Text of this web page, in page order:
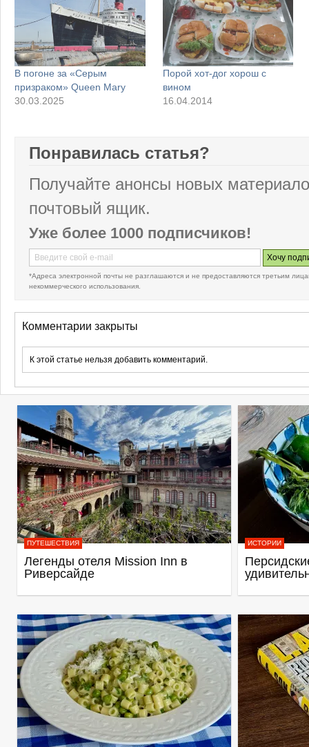
В погоне за «Серым
призраком» Queen Mary
30.03.2025
Порой хот-дог хорош с
вином
16.04.2014
Понравилась статья?
Получайте анонсы новых
почтовый ящик.
Уже более 1000 подписчиков!
*Адреса электронной почты не разглашаются и не предоставляются третьим
некоммерческого использования.
Комментарии закрыты
К этой статье нельзя добавить комментарий.
ПУТЕШЕСТВИЯ
Легенды отеля Mission Inn в
Риверсайде
ИСТОРИИ